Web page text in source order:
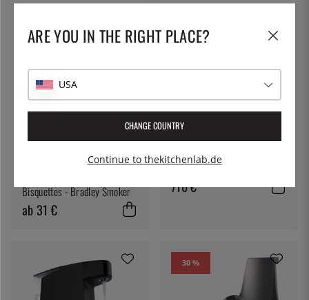
Mehr Optionen
Bisquettes - Bradley Smoker
ab 31 €
BARTSCHER
Eismaschine, Tischmodell
HK150, "Compact Ice" -
716 €
30 %
ARE YOU IN THE RIGHT PLACE?
USA
CHANGE COUNTRY
Continue to thekitchenlab.de